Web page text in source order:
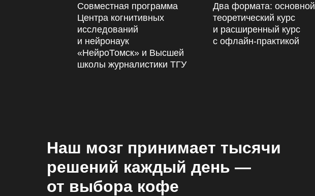
Совместная программа
Центра когнитивных
исследований
и нейронаук
«НейроТомск» и Высшей
школы журналистики ТГУ
Два формата: основной
теоретический курс
и расширенный курс
с офлайн-практикой
Наш мозг принимает тысячи
решений каждый день —
от выбора кофе